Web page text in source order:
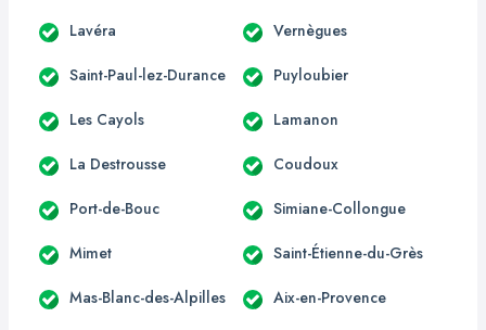
Lavéra Vernègues
Saint-Paul-lez-Durance Puyloubier
Les Cayols Lamanon
La Destrousse Coudoux
Port-de-Bouc Simiane-Collongue
Mimet Saint-Étienne-du-Grès
Mas-Blanc-des-Alpilles Aix-en-Provence